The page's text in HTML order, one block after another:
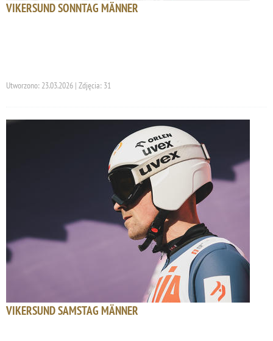
VIKERSUND SONNTAG MÄNNER
Utworzono: 23.03.2026 | Zdjęcia: 31
VIKERSUND SAMSTAG MÄNNER